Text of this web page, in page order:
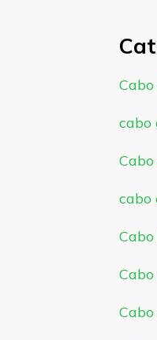
cabo
cabo